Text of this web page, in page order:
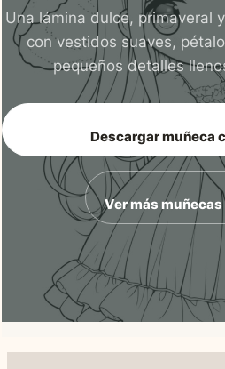
Una lámina dulce, primaveral
con vestidos suaves,
pequeños detalles
Descargar muñeca
Ver más